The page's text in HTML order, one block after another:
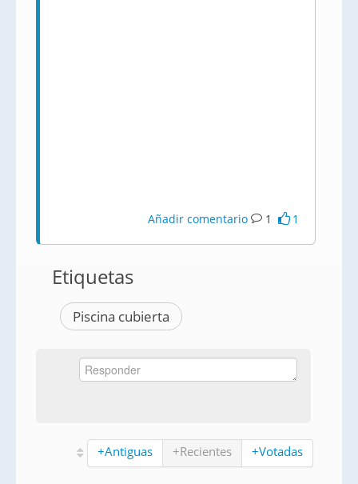
Añadir comentario 1 1
Etiquetas
Piscina cubierta
+Antiguas +Recientes +Votadas